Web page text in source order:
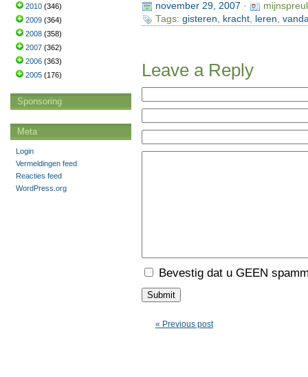
november 29, 2007 ·
Tags: gisteren, kracht, leren,
Leave a Reply
Bevestig dat u GEEN
« Previous post
2010 (346)
2009 (364)
2008 (358)
2007 (362)
2006 (363)
2005 (176)
Sponsoring
Meta
Login
Vermeldingen feed
Reacties feed
WordPress.org